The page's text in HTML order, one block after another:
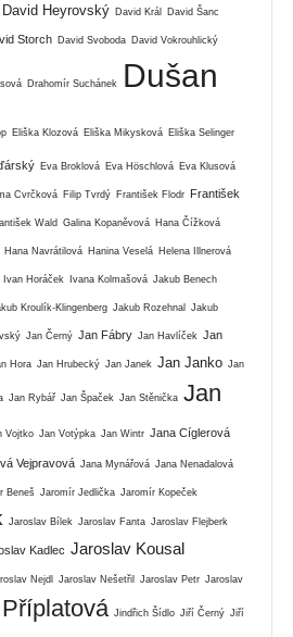
David Heyrovský David Král David Šanc
Storch David Svoboda David Vokrouhlický
Drahomír Suchánek
Dušan
Eliška Klozová Eliška Mikysková Eliška Selinger
Eva Broklová Eva Höschlová Eva Klusová
Cvrčková Filip Tvrdý František Flodr František
Wald Galina Kopaněvová Hana Čížková
Hana Navrátilová Hanina Veselá Helena Illnerová
Ivan Horáček Ivana Kolmašová Jakub Benech
Kroulík-Klingenberg Jakub Rozehnal Jakub
Jan Černý Jan Fábry Jan Havlíček Jan
Hora Jan Hrubecký Jan Janek Jan Janko Jan
Jan Rybář Jan Špaček Jan Stěnička Jan
Vojtko Jan Votýpka Jan Wintr Jana Cíglerová
Vejpravová Jana Mynářová Jana Nenadalová
Beneš Jaromír Jedlička Jaromír Kopeček
Jaroslav Bílek Jaroslav Fanta Jaroslav Flejberk
Kadlec Jaroslav Kousal
Nejdl Jaroslav Nešetřil Jaroslav Petr Jaroslav
Jindřich Šídlo Jiří Černý Jiří